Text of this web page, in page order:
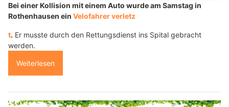
Bei einer Kollision mit einem Auto wurde am Samstag in
Rothenhausen ein Velofahrer verletz
t. Er musste durch den Rettungsdienst ins Spital gebracht
werden.
Weiterlesen